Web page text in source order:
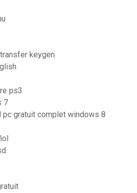
keygen
ps3
7
gratuit complet windows 8